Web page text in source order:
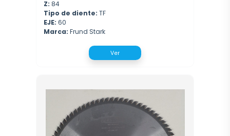
Z: 84
Tipo de diente: TF
EJE: 60
Marca: Frund Stark
Ver